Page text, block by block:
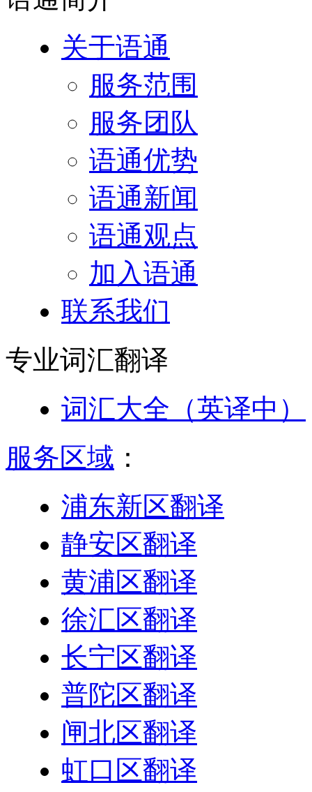
关于语通
服务范围
服务团队
语通优势
语通新闻
语通观点
加入语通
联系我们
专业词汇翻译
词汇大全（英译中）
服务区域 ：
浦东新区翻译
静安区翻译
黄浦区翻译
徐汇区翻译
长宁区翻译
普陀区翻译
闸北区翻译
虹口区翻译